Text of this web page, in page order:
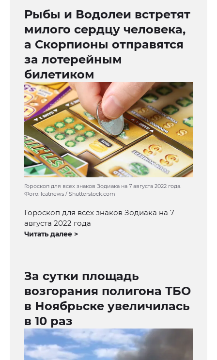
Рыбы и Водолеи встретят
милого сердцу человека,
а Скорпионы отправятся
за лотерейным
билетиком
Гороскоп для всех знаков Зодиака на 7 августа 2022 года.
Фото: Icatnews / Shutterstock.com
Гороскоп для всех знаков Зодиака на 7
августа 2022 года
Читать далее >
За сутки площадь
возгорания полигона ТБО
в Ноябрьске увеличилась
в 10 раз